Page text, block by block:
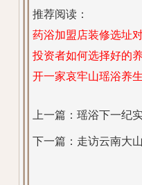
推荐阅读：
药浴加盟店装修选址
投资者如何选择好的
开一家哀牢山瑶浴养
上一篇：瑶浴下一纪
下一篇： 走访云南大